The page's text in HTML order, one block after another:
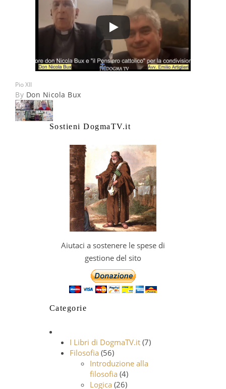
Pio XII
By Don Nicola Bux
Sostieni DogmaTV.it
Aiutaci a sostenere le spese di
gestione del sito
Categorie
I Libri di DogmaTV.it(7)
Filosofia (56)
Introduzione alla
filosofia (4)
Logica (26)